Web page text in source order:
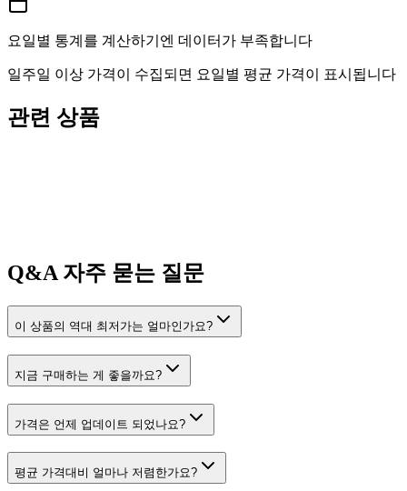
요일별 통계를 계산하기엔 데이터가 부족합니다
일주일 이상 가격이 수집되면 요일별 평균 가격이 표시됩니다
관련 상품
Q&A자주 묻는 질문
이 상품의 역대 최저가는 얼마인가요?
지금 구매하는 게 좋을까요?
가격은 언제 업데이트 되었나요?
평균 가격대비 얼마나 저렴한가요?